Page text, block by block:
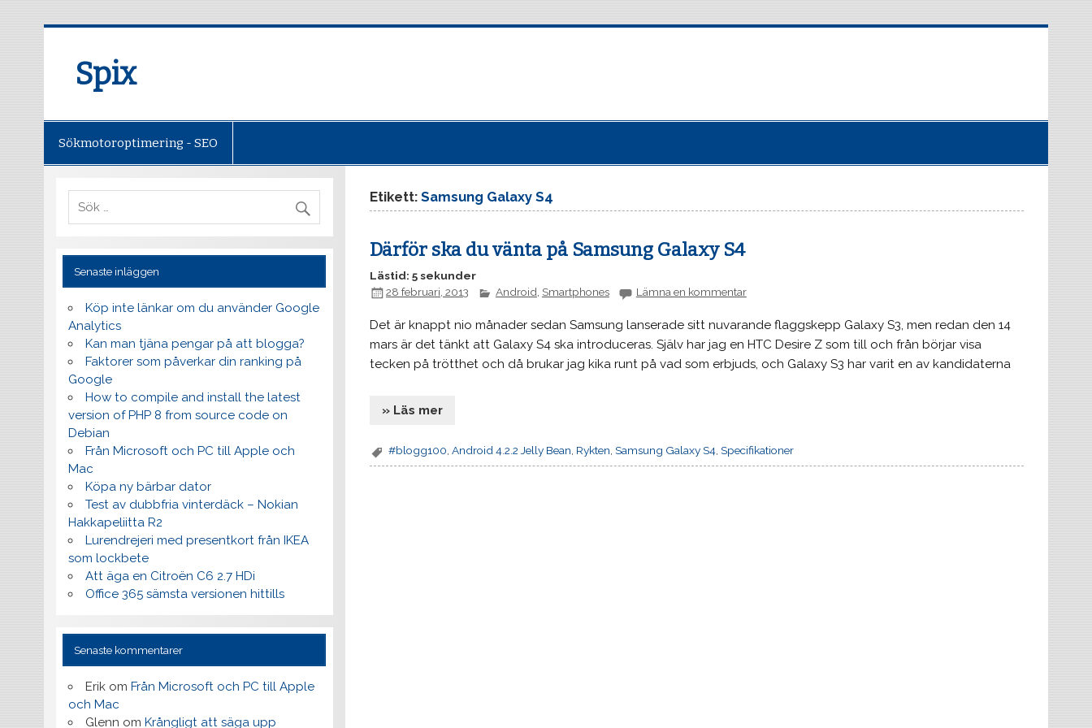
Spix
Sökmotoroptimering - SEO
Etikett:Samsung Galaxy S4
Därför ska du vänta på Samsung Galaxy S4
Lästid: 5 sekunder
28 februari, 2013
Android, Smartphones Lämna en kommentar
Det är knappt nio månader sedan Samsung lanserade sitt nuvarande flaggskepp Galaxy S3, men redan den 14
mars är det tänkt att Galaxy S4 ska introduceras. Själv har jag en HTC Desire Z som till och från börjar visa
tecken på trötthet och då brukar jag kika runt på vad som erbjuds, och Galaxy S3 har varit en av kandidaterna
» Läs mer
#blogg100,Android 4.2.2 Jelly Bean, Rykten,Samsung Galaxy S4,Specifikationer
Senaste inläggen
Köp inte länkar om du använder Google
Analytics
Kan man tjäna pengar på att blogga?
Faktorer som påverkar din ranking på
Google
How to compile and install the latest
version of PHP 8 from source code on
Debian
Från Microsoft och PC till Apple och
Mac
Köpa ny bärbar dator
Test av dubbfria vinterdäck – Nokian
Hakkapeliitta R2
Lurendrejeri med presentkort från IKEA
som lockbete
Att äga en Citroën C6 2.7 HDi
Office 365 sämsta versionen hittills
Senaste kommentarer
Erik omFrån Microsoft och PC till Apple
och Mac
Glenn omKrångligt att säga upp